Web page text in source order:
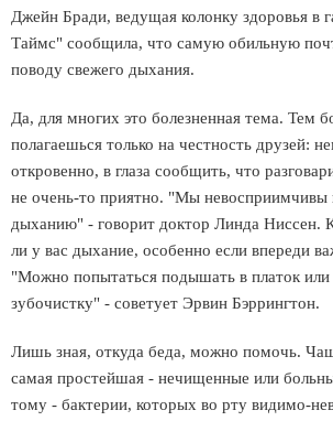
Джейн Бради, ведущая колонку здоровья в
Таймс" сообщила, что самую обильную
поводу свежего дыхания.
Да, для многих это болезненная тема. Тем
полагаешься только на честность друзей:
откровенно, в глаза сообщить, что
не очень-то приятно. "Мы невосприимчивы
дыханию" - говорит доктор Линда Ниссен.
ли у вас дыхание, особенно если впереди
"Можно попытаться подышать в платок или
зубочистку" - советует Эрвин Бэррингтон.
Лишь зная, откуда беда, можно помочь.
самая простейшая - нечищенные или
тому - бактерии, которых во рту видимо-